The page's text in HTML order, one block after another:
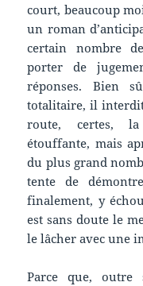
court, beaucoup
un roman
certain nombre
porter de
réponses. Bien
totalitaire, il
route, certes, la
étouffante, mais
du plus grand
tente de
finalement, y
est sans doute le
le lâcher avec une
Parce que, outre